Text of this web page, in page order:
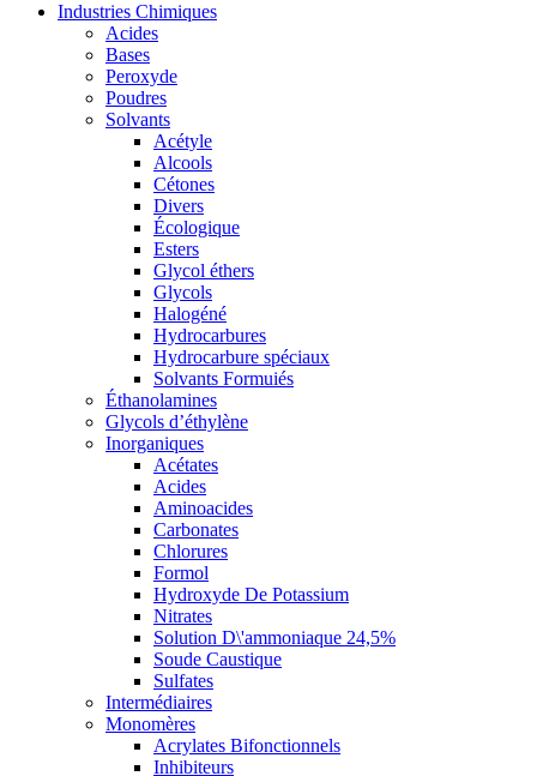
Industries Chimiques
Acides
Bases
Peroxyde
Poudres
Solvants
Acétyle
Alcools
Cétones
Divers
Écologique
Esters
Glycol éthers
Glycols
Halogéné
Hydrocarbures
Hydrocarbure spéciaux
Solvants Formuiés
Éthanolamines
Glycols d’éthylène
Inorganiques
Acétates
Acides
Aminoacides
Carbonates
Chlorures
Formol
Hydroxyde De Potassium
Nitrates
Solution D\'ammoniaque 24,5%
Soude Caustique
Sulfates
Intermédiaires
Monomères
Acrylates Bifonctionnels
Inhibiteurs